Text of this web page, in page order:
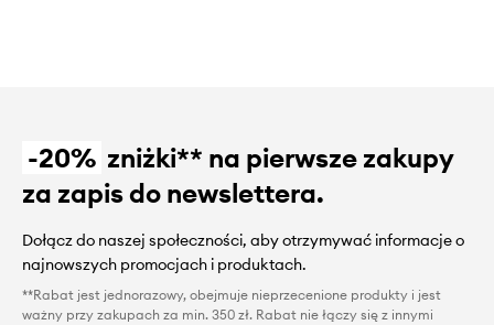
-20% zniżki** na pierwsze zakupy
za zapis do newslettera.
Dołącz do naszej społeczności, aby otrzymywać informacje o
najnowszych promocjach i produktach.
**Rabat jest jednorazowy, obejmuje nieprzecenione produkty i jest
ważny przy zakupach za min. 350 zł. Rabat nie łączy się z innymi